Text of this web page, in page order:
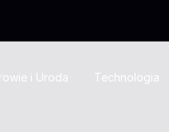
i Uroda Technologia